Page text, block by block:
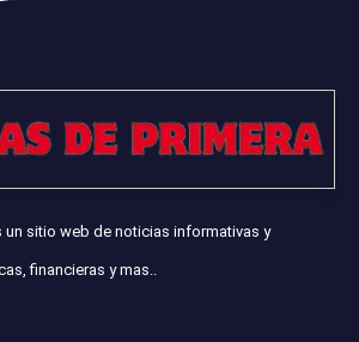
un sitio web de noticias informativas y
financieras y mas..